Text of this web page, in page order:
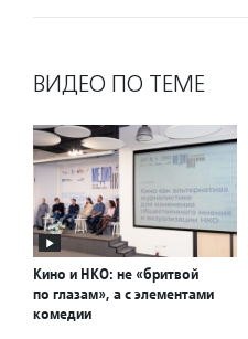
ВИДЕО ПО ТЕМЕ
Кино и НКО: не «бритвой
по глазам», а с элементами
комедии